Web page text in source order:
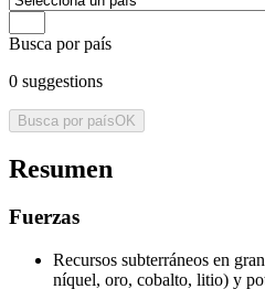
Busca por país
0 suggestions
Busca por paísOK
Resumen
Fuerzas
Recursos subterráneos en
níquel, oro, cobalto, litio) y